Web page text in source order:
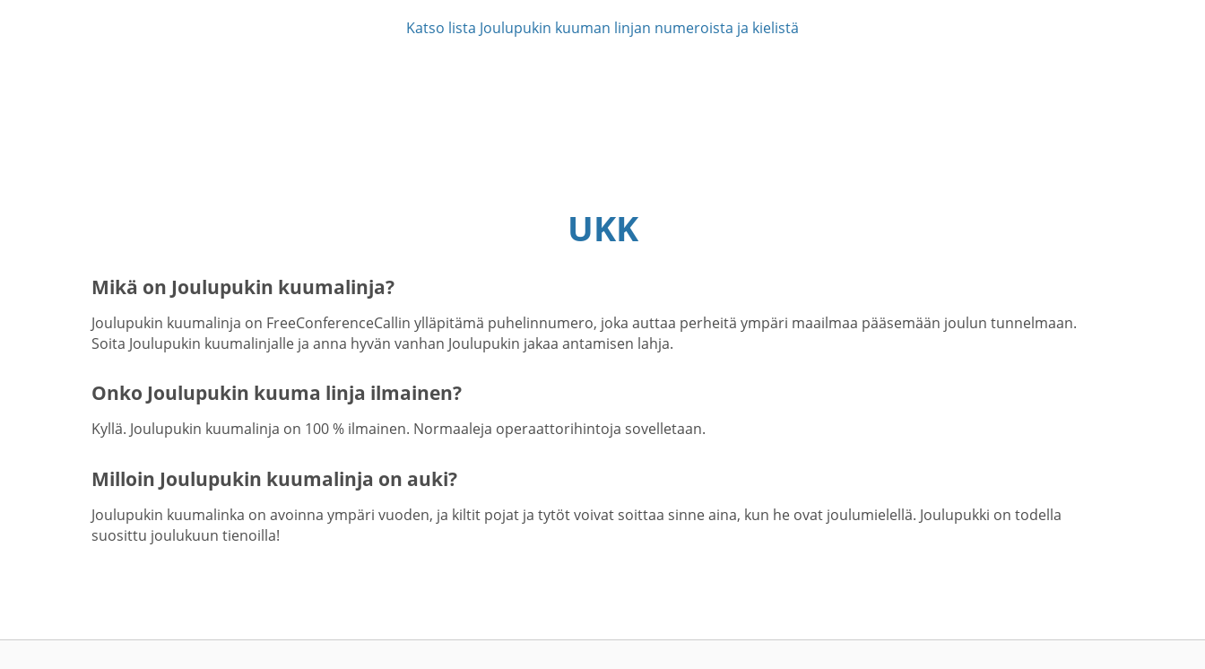
Katso lista Joulupukin kuuman linjan numeroista ja kielistä
UKK
Mikä on Joulupukin kuumalinja?
Joulupukin kuumalinja on FreeConferenceCallin ylläpitämä puhelinnumero, joka auttaa perheitä ympäri maailmaa pääsemään joulun tunnelmaan.
Soita Joulupukin kuumalinjalle ja anna hyvän vanhan Joulupukin jakaa antamisen lahja.
Onko Joulupukin kuuma linja ilmainen?
Kyllä. Joulupukin kuumalinja on 100 % ilmainen. Normaaleja operaattorihintoja sovelletaan.
Milloin Joulupukin kuumalinja on auki?
Joulupukin kuumalinka on avoinna ympäri vuoden, ja kiltit pojat ja tytöt voivat soittaa sinne aina, kun he ovat joulumielellä. Joulupukki on todella
suosittu joulukuun tienoilla!